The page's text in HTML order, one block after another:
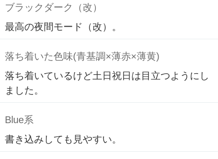
ブラックダーク（改）
最高の夜間モード（改）。
落ち着いた色味(青基調×薄赤×薄黄)
落ち着いているけど土日祝日は目立つようにし
ました。
Blue系
書き込みしても見やすい。